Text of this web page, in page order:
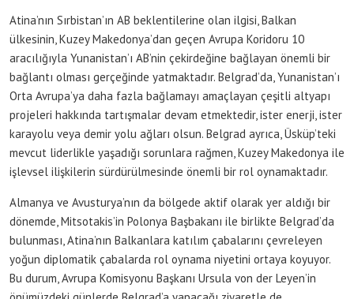
Atina’nın Sırbistan’ın AB beklentilerine olan ilgisi, Balkan
ülkesinin, Kuzey Makedonya’dan geçen Avrupa Koridoru 10
aracılığıyla Yunanistan’ı AB’nin çekirdeğine bağlayan önemli bir
bağlantı olması gerçeğinde yatmaktadır. Belgrad’da, Yunanistan’ı
Orta Avrupa’ya daha fazla bağlamayı amaçlayan çeşitli altyapı
projeleri hakkında tartışmalar devam etmektedir, ister enerji, ister
karayolu veya demir yolu ağları olsun. Belgrad ayrıca, Üsküp’teki
mevcut liderlikle yaşadığı sorunlara rağmen, Kuzey Makedonya ile
işlevsel ilişkilerin sürdürülmesinde önemli bir rol oynamaktadır.
Almanya ve Avusturya’nın da bölgede aktif olarak yer aldığı bir
dönemde, Mitsotakis’in Polonya Başbakanı ile birlikte Belgrad’da
bulunması, Atina’nın Balkanlara katılım çabalarını çevreleyen
yoğun diplomatik çabalarda rol oynama niyetini ortaya koyuyor.
Bu durum, Avrupa Komisyonu Başkanı Ursula von der Leyen’in